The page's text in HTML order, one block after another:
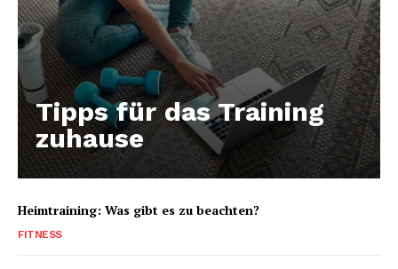
Tipps für das Training
zuhause
Heimtraining: Was gibt es zu beachten?
FITNESS